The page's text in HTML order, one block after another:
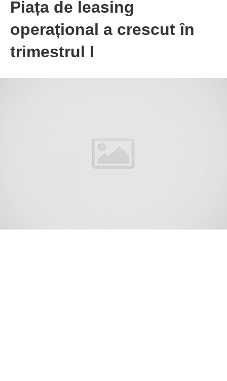
Piața de leasing
operațional a crescut în
trimestrul I